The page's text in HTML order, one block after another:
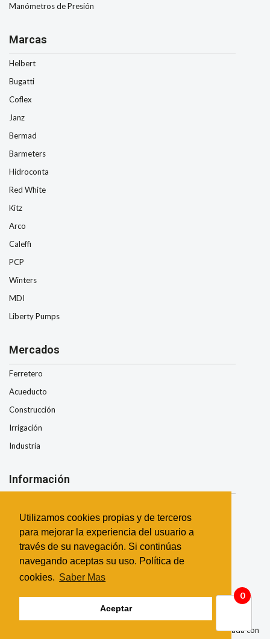
Utilizamos cookies propias y de terceros
para mejorar la experiencia del usuario a
través de su navegación. Si continúas
navegando aceptas su uso. Política de
cookies. Saber Mas
Aceptar
0
Manómetros de Presión
Marcas
Helbert
Bugatti
Coflex
Janz
Bermad
Barmeters
Hidroconta
Red White
Kitz
Arco
Caleffi
PCP
Winters
MDI
Liberty Pumps
Mercados
Ferretero
Acueducto
Construcción
Irrigación
Industria
Información
Condiciones de Envio
Términos y Condiciones
Garantía
Contacto
2026 Todos los derechos reservados | Esta página fue realizada con